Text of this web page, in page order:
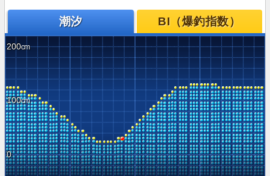
潮汐 BI（爆釣指数）
200
100
0